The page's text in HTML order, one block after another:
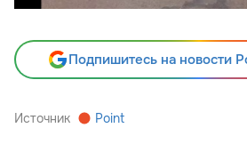
Подпишитесь на новости
Источник Point